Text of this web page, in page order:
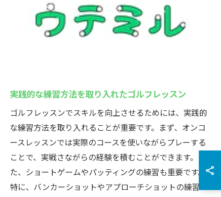
実践的な練習方法を取り入れたゴルフレッスン
ゴルフレッスンでスキルを向上させるためには、実践的
な練習方法を取り入れることが重要です。まず、オンコ
ースレッスンでは実際のコースを使いながらプレーする
ことで、実戦さながらの経験を積むことができます。ま
た、ショートゲームやパッティングの練習も重要です。
特に、バンカーショットやアプローチショットの練習で